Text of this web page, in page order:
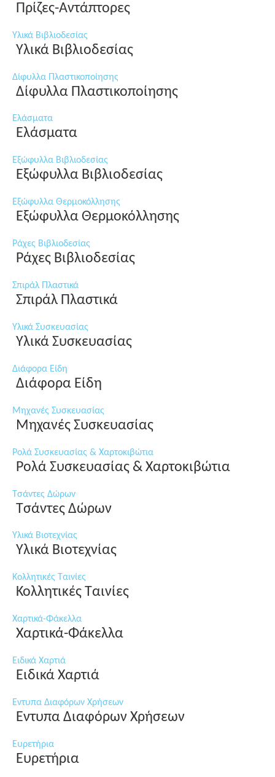
Πρίζες-Αντάπτορες
Υλικά Βιβλιοδεσίας
Υλικά Βιβλιοδεσίας
Δίφυλλα Πλαστικοποίησης
Δίφυλλα Πλαστικοποίησης
Ελάσματα
Ελάσματα
Εξώφυλλα Βιβλιοδεσίας
Εξώφυλλα Βιβλιοδεσίας
Εξώφυλλα Θερμοκόλλησης
Εξώφυλλα Θερμοκόλλησης
Ράχες Βιβλιοδεσίας
Ράχες Βιβλιοδεσίας
Σπιράλ Πλαστικά
Σπιράλ Πλαστικά
Υλικά Συσκευασίας
Υλικά Συσκευασίας
Διάφορα Είδη
Διάφορα Είδη
Μηχανές Συσκευασίας
Μηχανές Συσκευασίας
Ρολά Συσκευασίας & Χαρτοκιβώτια
Ρολά Συσκευασίας & Χαρτοκιβώτια
Τσάντες Δώρων
Τσάντες Δώρων
Υλικά Βιοτεχνίας
Υλικά Βιοτεχνίας
Κολλητικές Ταινίες
Κολλητικές Ταινίες
Χαρτικά-Φάκελλα
Χαρτικά-Φάκελλα
Ειδικά Χαρτιά
Ειδικά Χαρτιά
Εντυπα Διαφόρων Χρήσεων
Εντυπα Διαφόρων Χρήσεων
Ευρετήρια
Ευρετήρια